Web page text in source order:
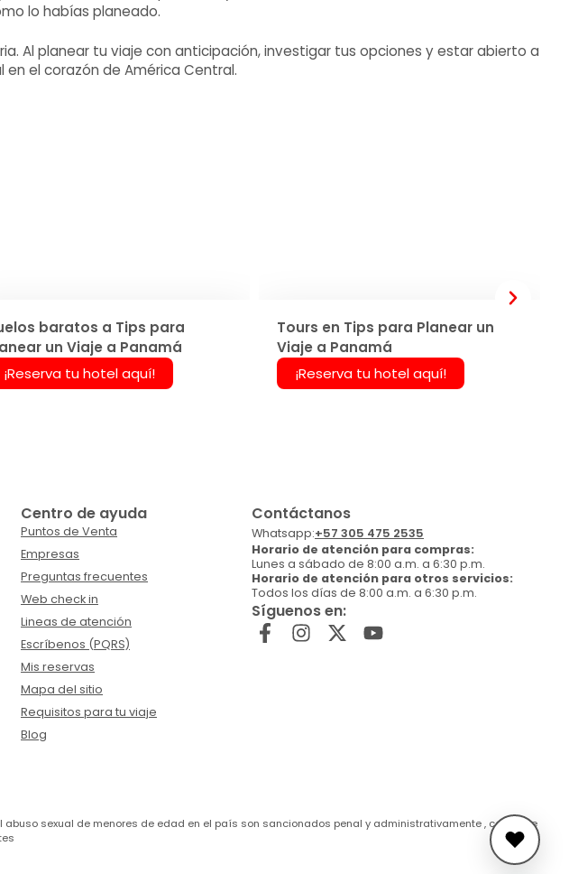
lo habías planeado.
Al planear tu viaje con anticipación, investigar tus opciones y estar abierto a
el corazón de América Central.
baratos a Tips para
un Viaje a Panamá
¡Reserva tu hotel aquí!
Tours en Tips para Planear un
Viaje a Panamá
¡Reserva tu hotel aquí!
Centro de ayuda
Puntos de Venta
Empresas
Preguntas frecuentes
Web check in
Lineas de atención
Escríbenos (PQRS)
Mis reservas
Mapa del sitio
Requisitos para tu viaje
Blog
Contáctanos
Whatsapp:+57 305 475 2535
Horario de atención para compras:
Lunes a sábado de 8:00 a.m. a 6:30 p.m.
Horario de atención para otros servicios:
Todos los días de 8:00 a.m. a 6:30 p.m.
Síguenos en:
sexual de menores de edad en el país son sancionados penal y administrativamente , conforme